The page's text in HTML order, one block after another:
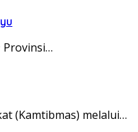
Provinsi…
(Kamtibmas) melalui…